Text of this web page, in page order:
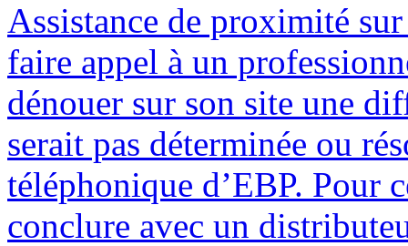
Assistance de proximité
faire appel à un
dénouer sur son site une
serait pas déterminée ou
téléphonique d’EBP. Pour
conclure avec un